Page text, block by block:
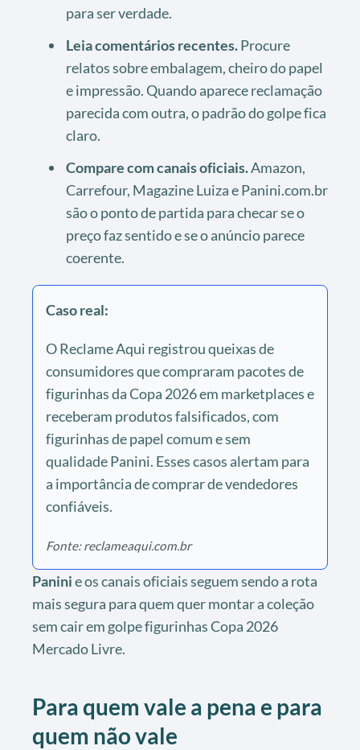
para ser verdade.
Leia comentários recentes.Procure
relatos sobre embalagem, cheiro do papel
e impressão. Quando aparece reclamação
parecida com outra, o padrão do golpe fica
claro.
Compare com canais oficiais.Amazon,
Carrefour, Magazine Luiza e Panini.com.br
são o ponto de partida para checar se o
preço faz sentido e se o anúncio parece
coerente.
Caso real:
O Reclame Aqui registrou queixas de
consumidores que compraram pacotes de
figurinhas da Copa 2026 em marketplaces e
receberam produtos falsificados, com
figurinhas de papel comum e sem
qualidade Panini. Esses casos alertam para
a importância de comprar de vendedores
confiáveis.
Fonte: reclameaqui.com.br
Paninie os canais oficiais seguem sendo a rota
mais segura para quem quer montar a coleção
sem cair em golpe figurinhas Copa 2026
Mercado Livre.
Para quem vale a pena e para
quem não vale